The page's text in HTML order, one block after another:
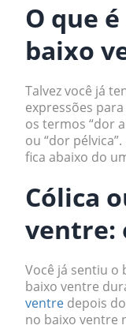
O que
baixo
Talvez você já
expressões
os termos “dor
ou “dor
fica abaixo do
Cólica
ventre:
Você já sentiu o
baixo ventre
ventre depois
no baixo ventre